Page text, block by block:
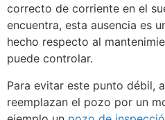
correcto de corriente en el
encuentra, esta ausencia es
hecho respecto al
puede controlar.
Para evitar este punto débil,
reemplazan el pozo por un